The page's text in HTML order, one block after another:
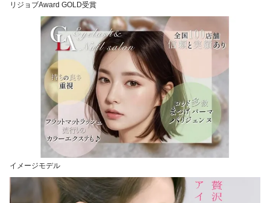
リジョブAward GOLD受賞
イメージモデル